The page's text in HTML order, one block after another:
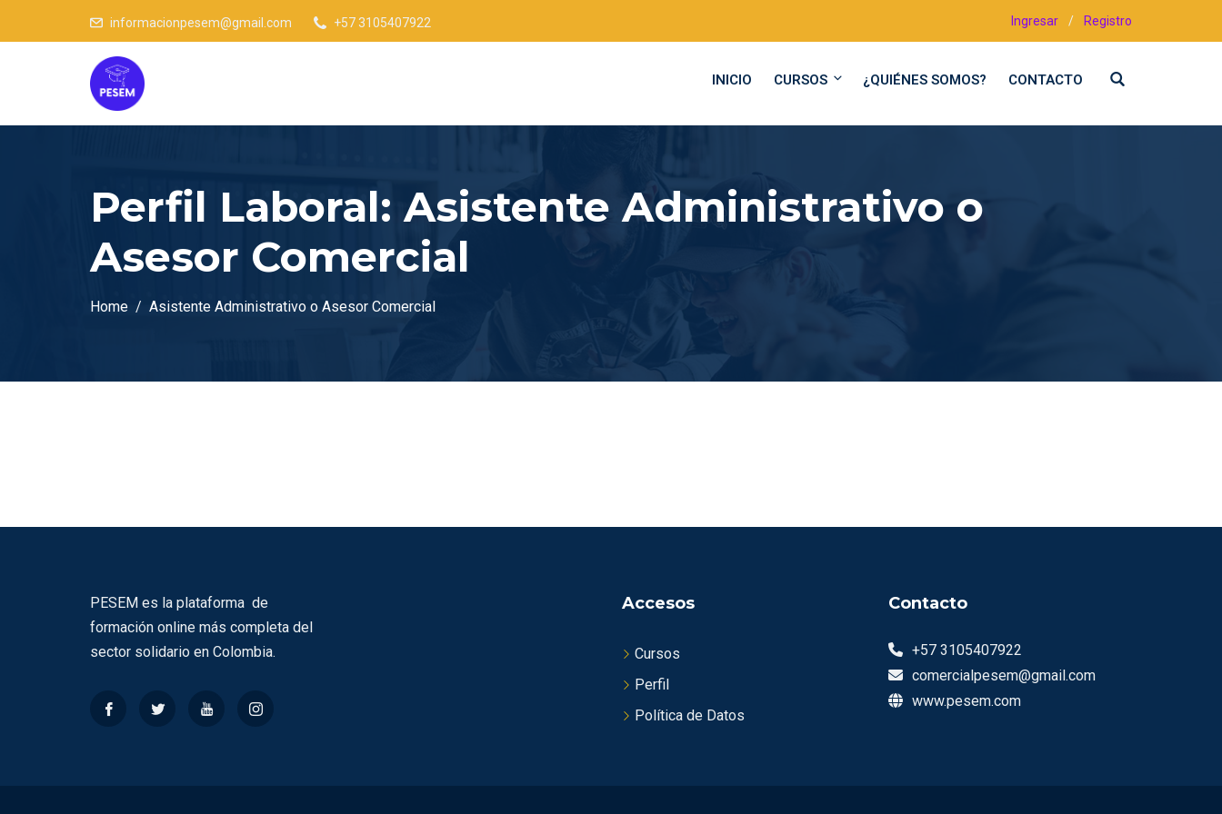
informacionpesem@gmail.com +57 3105407922 Ingresar / Registro
INICIO CURSOS ¿QUIÉNES SOMOS? CONTACTO
Perfil Laboral:Asistente Administrativo o
Asesor Comercial
Home Asistente Administrativo o Asesor Comercial
PESEM es la plataforma de
formación online más completa del
sector solidario en Colombia.
Accesos
Cursos
Perfil
Política de Datos
Contacto
+57 3105407922
comercialpesem@gmail.com
www.pesem.com